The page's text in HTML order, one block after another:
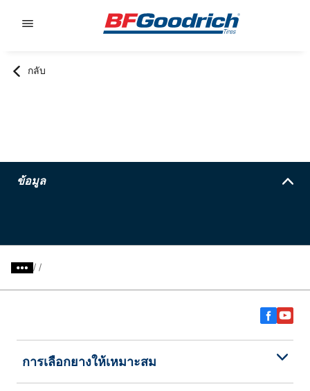
กลับ
ข้อมูล
/
การเลือกยางให้เหมาะสม